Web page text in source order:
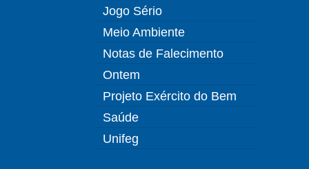
Jogo Sério
Meio Ambiente
Notas de Falecimento
Ontem
Projeto Exército do Bem
Saúde
Unifeg